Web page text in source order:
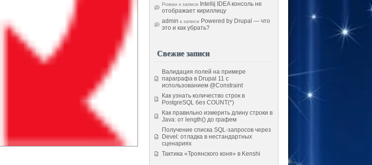
Роман к записи
Intellij IDEA консоль не
отображает кириллицу
admin к записи Powered by Drupal — что
это и как убрать?
Свежие записи
Валидация полей на примере
параграфа в Drupal 11 с
использованием @Constraint
Как узнать количество строк в
PostgreSQL без COUNT(*)
Как правильно измерить длину строки в
Java: от length() до графем
Получение списка SQL-запросов через
Devel: отладка в нестандартных
сценариях
Тактика «Троянского коня» в Kenshi